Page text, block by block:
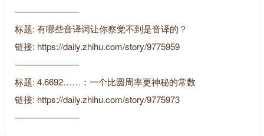
———————-
标题: 有哪些音译词让你察觉不到是音译的？
链接: https://daily.zhihu.com/story/9775959
———————-
标题: 4.6692……：一个比圆周率更神秘的常数
链接: https://daily.zhihu.com/story/9775973
———————-